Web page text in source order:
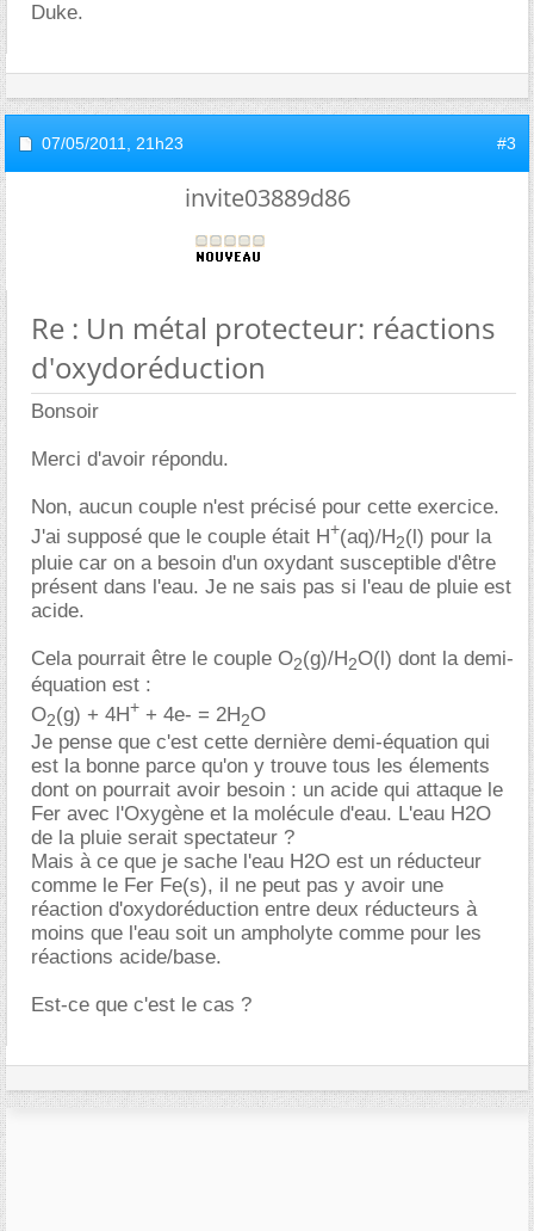
Duke.
07/05/2011, 21h23 #3
invite03889d86
Re : Un métal protecteur: réactions
d'oxydoréduction
Bonsoir
Merci d'avoir répondu.
Non, aucun couple n'est précisé pour cette exercice.
J'ai supposé que le couple était H+(aq)/H2(l) pour la
pluie car on a besoin d'un oxydant susceptible d'être
présent dans l'eau. Je ne sais pas si l'eau de pluie est
acide.
Cela pourrait être le couple O2(g)/H2O(l) dont la demi-
équation est :
O2(g) + 4H+ + 4e- = 2H2O
Je pense que c'est cette dernière demi-équation qui
est la bonne parce qu'on y trouve tous les élements
dont on pourrait avoir besoin : un acide qui attaque le
Fer avec l'Oxygène et la molécule d'eau. L'eau H2O
de la pluie serait spectateur ?
Mais à ce que je sache l'eau H2O est un réducteur
comme le Fer Fe(s), il ne peut pas y avoir une
réaction d'oxydoréduction entre deux réducteurs à
moins que l'eau soit un ampholyte comme pour les
réactions acide/base.
Est-ce que c'est le cas ?